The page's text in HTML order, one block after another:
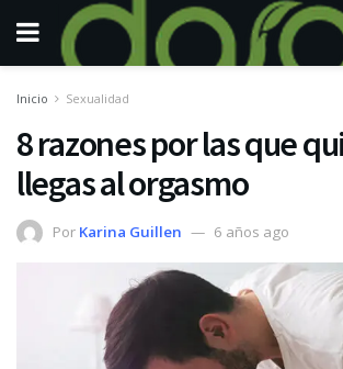
Inicio Sexualidad
8 razones por las que
llegas al orgasmo
Por Karina Guillen 6 años ago